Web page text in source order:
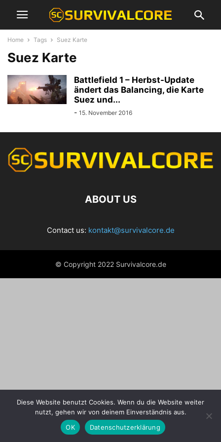
Home Tags Suez Karte
Suez Karte
Battlefield 1 – Herbst-Update
ändert das Balancing, die Karte
Suez und...
- 15. November 2016
ABOUT US
Contact us: kontakt@survivalcore.de
© Copyright 2022 Survivalcore.de
Diese Website benutzt Cookies. Wenn du die Website weiter
nutzt, gehen wir von deinem Einverständnis aus.
OK
Datenschutzerklärung